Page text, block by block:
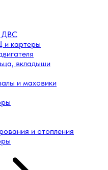
ДВС
и картеры
вкладыши
и маховики
и отопления